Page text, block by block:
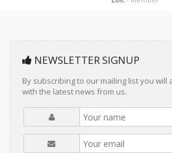
NEWSLETTER SIGNUP
By subscribing to our mailing list you will
with the latest news from us.